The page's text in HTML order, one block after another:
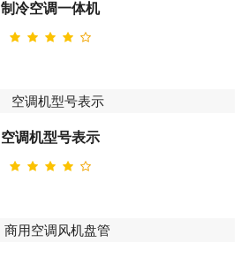
制冷空调一体机
空调机型号表示